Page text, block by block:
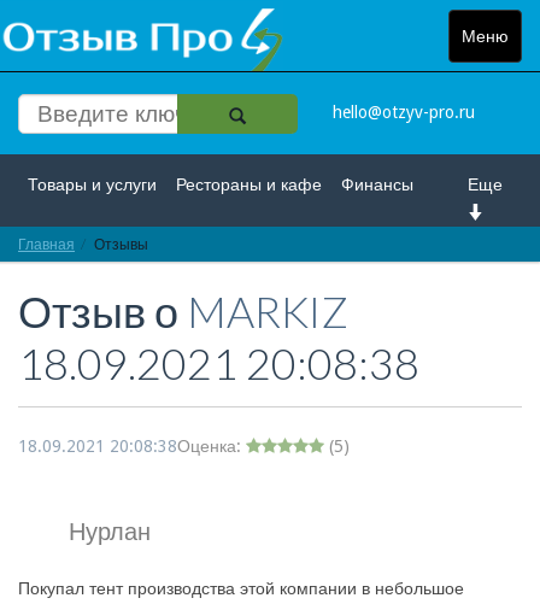
Меню
Toggle
hello@otzyv-pro.ru
Еще
Товары и услуги Рестораны и кафе Финансы
Красота и здоровье
Интернет Путешествие и отдых Транспорт
Недвижимость Работа Гос. учреждения
Главная Отзывы
Отзыв о MARKIZ
18.09.2021 20:08:38
18.09.2021 20:08:38Оценка: (5)
Нурлан
Покупал тент производства этой компании в небольшое